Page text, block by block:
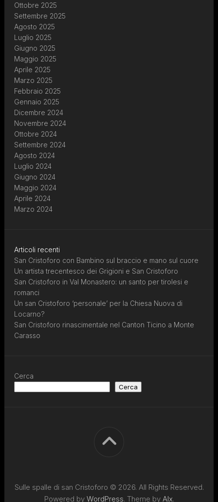
Ottobre 2025
Settembre 2025
Agosto 2025
Luglio 2025
Giugno 2025
Maggio 2025
Aprile 2025
Marzo 2025
Febbraio 2025
Gennaio 2025
Dicembre 2024
Novembre 2024
Ottobre 2024
Settembre 2024
Agosto 2024
Luglio 2024
Giugno 2024
Maggio 2024
Aprile 2024
Marzo 2024
Articoli recenti
San Cristoforo con Bambino sul braccio e mano sul cuore
Un artista trecentesco dei Grigioni e San Cristoforo
San Cristoforo in Val Monastero: un santo per tirolesi e
romanci
Un san Cristoforo ‘personale’ per la Chiesa Nuova di
Locarno?
San Cristoforo rinascimentale nel Canton Ticino a Monte
Carasso
Cerca
Cerca
Sulle spalle di san Cristoforo © 2026. All Rights Reserved.
Powered by WordPress. Theme by Alx.